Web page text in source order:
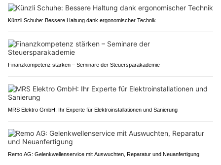
Künzli Schuhe: Bessere Haltung dank ergonomischer Technik
Finanzkompetenz stärken – Seminare der Steuersparakademie
MRS Elektro GmbH: Ihr Experte für Elektroinstallationen und Sanierung
Remo AG: Gelenkwellenservice mit Auswuchten, Reparatur und Neuanfertigung